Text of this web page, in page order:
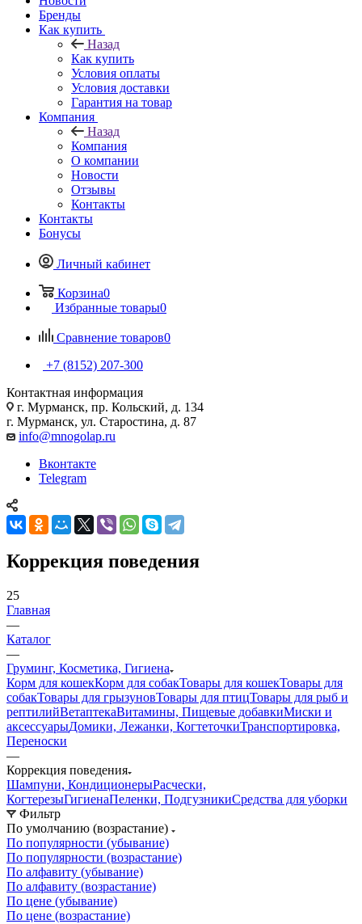
Бренды
Как купить
Назад
Как купить
Условия оплаты
Условия доставки
Гарантия на товар
Компания
Назад
Компания
О компании
Новости
Отзывы
Контакты
Контакты
Бонусы
Личный кабинет
Корзина0
Избранные товары0
Сравнение товаров0
+7 (8152) 207-300
Контактная информация
г. Мурманск, пр. Кольский, д. 134
г. Мурманск, ул. Старостина, д. 87
info@mnogolap.ru
Вконтакте
Telegram
Коррекция поведения
25
Главная
—
Каталог
—
Груминг, Косметика, Гигиена
Корм для кошекКорм для собакТовары для кошекТовары для
собакТовары для грызуновТовары для птицТовары для рыб и
рептилийВетаптекаВитамины, Пищевые добавкиМиски и
аксессуарыДомики, Лежанки, КогтеточкиТранспортировка,
Переноски
—
Коррекция поведения
Шампуни, КондиционерыРасчески,
КогтерезыГигиенаПеленки, ПодгузникиСредства для уборки
Фильтр
По умолчанию (возрастание)
По популярности (убывание)
По популярности (возрастание)
По алфавиту (убывание)
По алфавиту (возрастание)
По цене (убывание)
По цене (возрастание)